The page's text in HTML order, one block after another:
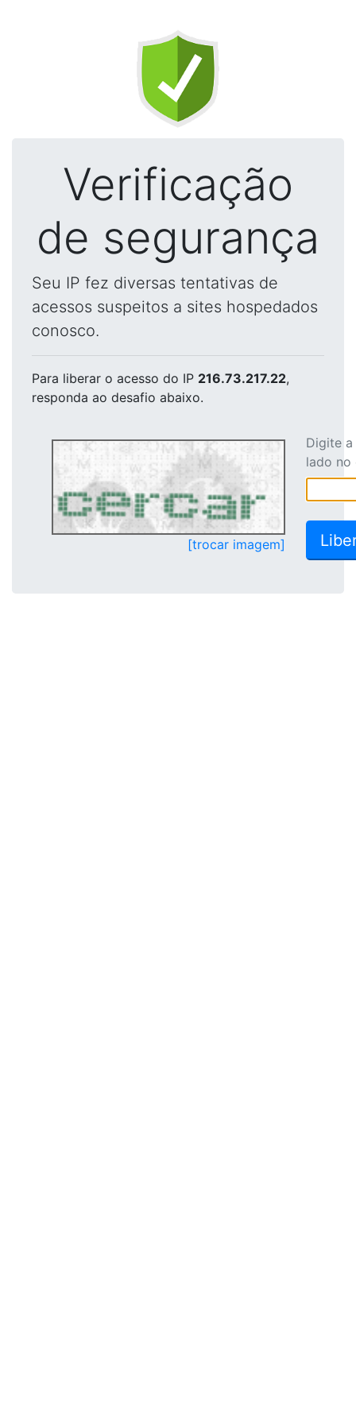
Verificação
de segurança
Seu IP fez diversas tentativas de
acessos suspeitos a sites hospedados
conosco.
Para liberar o acesso do IP 216.73.217.22,
responda ao desafio abaixo.
[trocar imagem]
Digite
lado no